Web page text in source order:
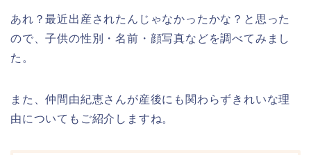
あれ？最近出産されたんじゃなかったかな？と思った
ので、子供の性別・名前・顔写真などを調べてみまし
た。
また、仲間由紀恵さんが産後にも関わらずきれいな理
由についてもご紹介しますね。